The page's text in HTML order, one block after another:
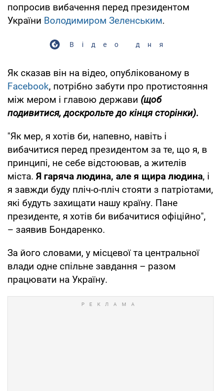
попросив вибачення перед президентом
України Володимиром Зеленським.
Відео дня
Як сказав він на відео, опублікованому в
Facebook, потрібно забути про протистояння
між мером і главою держави (щоб
подивитися, доскрольте до кінця сторінки).
"Як мер, я хотів би, напевно, навіть і
вибачитися перед президентом за те, що я, в
принципі, не себе відстоював, а жителів
міста. Я гаряча людина, але я щира людина, і
я завжди буду пліч-о-пліч стояти з патріотами,
які будуть захищати нашу країну. Пане
президенте, я хотів би вибачитися офіційно",
– заявив Бондаренко.
За його словами, у місцевої та центральної
влади одне спільне завдання – разом
працювати на Україну.